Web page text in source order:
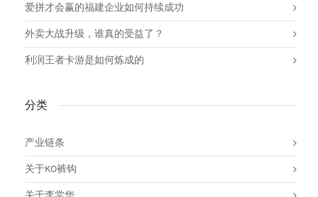
爱拼才会赢的福建企业如何持续成功
外卖大战升级，谁真的受益了？
利润王者卡游是如何炼成的
分类
产业链条
关于KO裤钩